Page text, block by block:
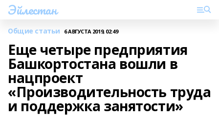
Эйлестан
Общие статьи 6 АВГУСТА 2019, 02:49
Еще четыре предприятия
Башкортостана вошли в
нацпроект
«Производительность труда
и поддержка занятости»